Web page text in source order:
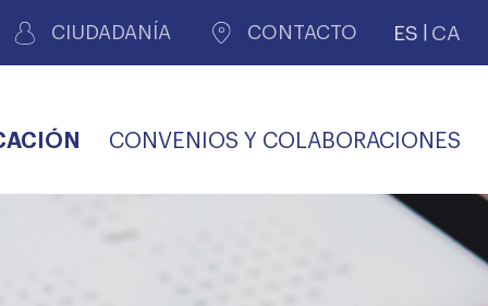
CIUDADANÍA CONTACTO ES CA
CONVENIOS Y COLABORACIONES